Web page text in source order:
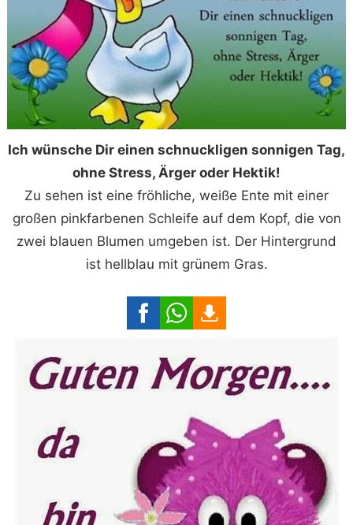
Ich wünsche Dir einen schnuckligen sonnigen Tag,
ohne Stress, Ärger oder Hektik!
Zu sehen ist eine fröhliche, weiße Ente mit einer
großen pinkfarbenen Schleife auf dem Kopf, die von
zwei blauen Blumen umgeben ist. Der Hintergrund
ist hellblau mit grünem Gras.